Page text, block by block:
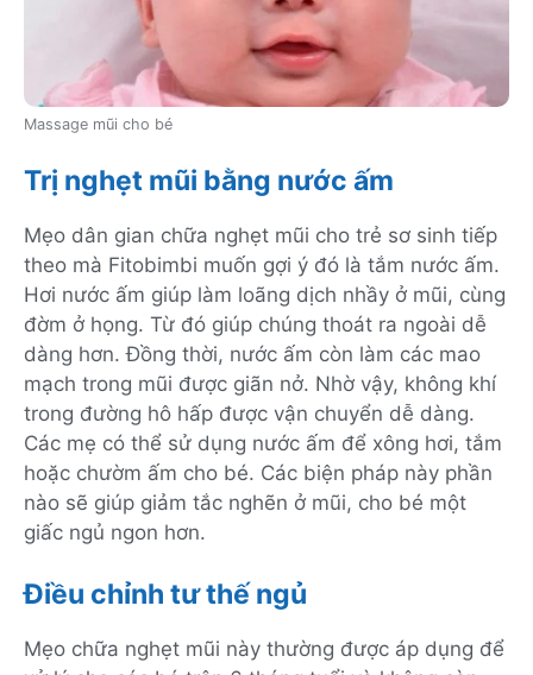
Massage mũi cho bé
Trị nghẹt mũi bằng nước ấm
Mẹo dân gian chữa nghẹt mũi cho trẻ sơ sinh tiếp
theo mà Fitobimbi muốn gợi ý đó là tắm nước ấm.
Hơi nước ấm giúp làm loãng dịch nhầy ở mũi, cùng
đờm ở họng. Từ đó giúp chúng thoát ra ngoài dễ
dàng hơn. Đồng thời, nước ấm còn làm các mao
mạch trong mũi được giãn nở. Nhờ vậy, không khí
trong đường hô hấp được vận chuyển dễ dàng.
Các mẹ có thể sử dụng nước ấm để xông hơi, tắm
hoặc chườm ấm cho bé. Các biện pháp này phần
nào sẽ giúp giảm tắc nghẽn ở mũi, cho bé một
giấc ngủ ngon hơn.
Điều chỉnh tư thế ngủ
Mẹo chữa nghẹt mũi này thường được áp dụng để